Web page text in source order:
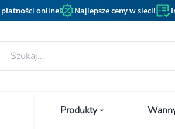
online! Najlepsze ceny w sieci!
Produkty